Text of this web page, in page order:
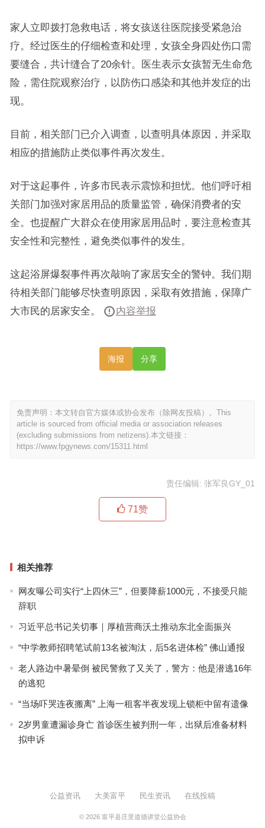
家人立即拨打急救电话，将女孩送往医院接受紧急治
疗。经过医生的仔细检查和处理，女孩全身四处伤口需
要缝合，共计缝合了20余针。医生表示女孩暂无生命危
险，需住院观察治疗，以防伤口感染和其他并发症的出
现。
目前，相关部门已介入调查，以查明具体原因，并采取
相应的措施防止类似事件再次发生。
对于这起事件，许多市民表示震惊和担忧。他们呼吁相
关部门加强对家居用品的质量监管，确保消费者的安
全。也提醒广大群众在使用家居用品时，要注意检查其
安全性和完整性，避免类似事件的发生。
这起浴屏爆裂事件再次敲响了家居安全的警钟。我们期
待相关部门能够尽快查明原因，采取有效措施，保障广
大市民的居家安全。
内容举报
海报 分享
免责声明：本文转自官方媒体或协会发布（除网友投稿）。This
article is sourced from official media or association releases
(excluding submissions from netizens).本文链接：
https://www.fpgynews.com/15311.html
责任编辑: 张军良GY_01
71赞
相关推荐
网友曝公司实行“上四休三”，但要降薪1000元，不接受只能
辞职
习近平总书记关切事｜厚植营商沃土推动东北全面振兴
“中学教师招聘笔试前13名被淘汰，后5名进体检” 佛山通报
老人路边中暑晕倒 被民警救了又关了，警方：他是潜逃16年
的逃犯
“当场吓哭连夜搬离” 上海一租客半夜发现上锁柜中留有遗像
2岁男童遭漏诊身亡 首诊医生被判刑一年，出狱后准备材料
拟申诉
公益资讯 大美富平 民生资讯 在线投稿
© 2026 富平县庄里道德讲堂公益协会